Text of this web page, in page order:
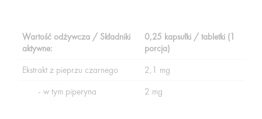
Wartość odżywcza / Składniki
aktywne:
0,25 kapsułki / tabletki (1
porcja)
Ekstrakt z pieprzu czarnego
2,1 mg
- w tym piperyna
2 mg